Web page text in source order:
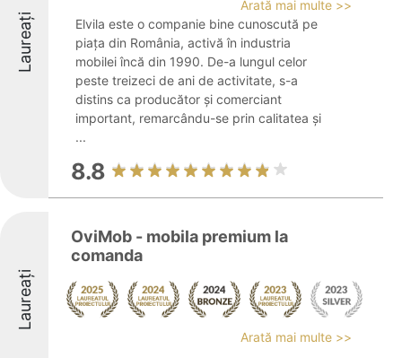
Laureați
Arată mai multe >>
Elvila este o companie bine cunoscută pe
piața din România, activă în industria
mobilei încă din 1990. De-a lungul celor
peste treizeci de ani de activitate, s-a
distins ca producător și comerciant
important, remarcându-se prin calitatea și
...
8.8
Laureați
OviMob - mobila premium la
comanda
Arată mai multe >>